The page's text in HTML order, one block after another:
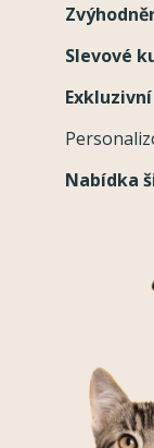
Slevové
Nabídka